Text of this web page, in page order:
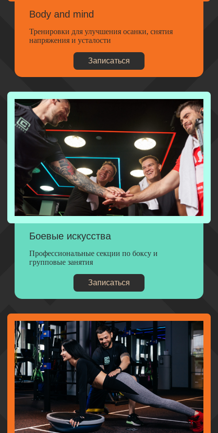
Body and mind
Тренировки для улучшения осанки, снятия
напряжения и усталости
Записаться
Боевые искусства
Профессиональные секции по боксу и
групповые занятия
Записаться